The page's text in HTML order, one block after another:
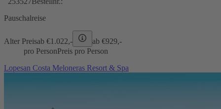
Pauschalreise
Alter Preisab €1.022,- ab €929,-
pro PersonPreis pro Person
Lopesan Costa Meloneras Resort & Spa